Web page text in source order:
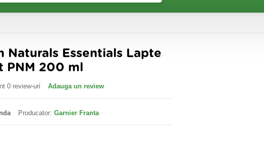
Naturals Essentials Lapte
PNM 200 ml
0 review-uri Adauga un review
Producator: Garnier Franta